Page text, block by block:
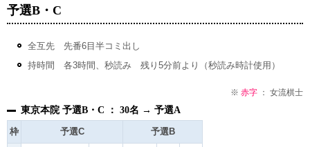
予選B・C
全互先 先番6目半コミ出し
持時間 各3時間、秒読み 残り5分前より（秒読み時計使用）
※ 赤字 ： 女流棋士
東京本院 予選B・C ： 30名 → 予選A
枠 予選C 予選B